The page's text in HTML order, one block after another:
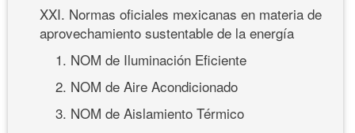
XXI. Normas oficiales mexicanas en materia de
aprovechamiento sustentable de la energía
1. NOM de Iluminación Eficiente
2. NOM de Aire Acondicionado
3. NOM de Aislamiento Térmico